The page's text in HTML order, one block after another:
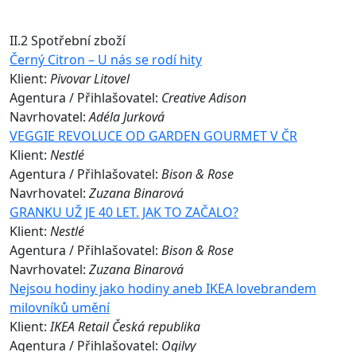
II.2 Spotřební zboží
Černý Citron – U nás se rodí hity
Klient: Pivovar Litovel
Agentura / Přihlašovatel: Creative Adison
Navrhovatel:Adéla Jurková
VEGGIE REVOLUCE OD GARDEN GOURMET V ČR
Klient: Nestlé
Agentura / Přihlašovatel: Bison & Rose
Navrhovatel: Zuzana Binarová
GRANKU UŽ JE 40 LET. JAK TO ZAČALO?
Klient: Nestlé
Agentura / Přihlašovatel: Bison & Rose
Navrhovatel: Zuzana Binarová
Nejsou hodiny jako hodiny aneb IKEA lovebrandem
milovníků umění
Klient:IKEA Retail Česká republika
Agentura / Přihlašovatel: Ogilvy